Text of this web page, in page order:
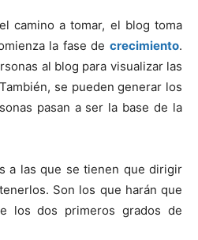
camino a tomar, el blog toma
la fase de crecimiento.
al blog para visualizar las
se pueden generar los
pasan a ser la base de la
a las que se tienen que dirigir
Son los que harán que
los dos primeros grados de